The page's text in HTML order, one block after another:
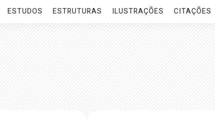
ESTUDOS ESTRUTURAS ILUSTRAÇÕES CITAÇÕES